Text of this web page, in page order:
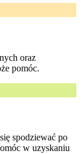
oraz
pomóc.
spodziewać po
w uzyskaniu